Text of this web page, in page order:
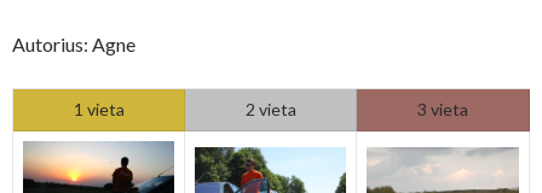
Autorius: Agne
1 vieta 2 vieta 3 vieta